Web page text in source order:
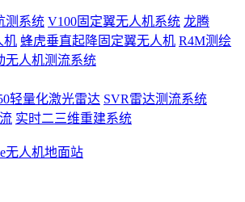
测系统 V100固定翼无人机系统 龙腾
机 蜂虎垂直起降固定翼无人机 R4M测绘
无人机测流系统
轻量化激光雷达 SVR雷达测流系统
实时二三维重建系统
无人机地面站